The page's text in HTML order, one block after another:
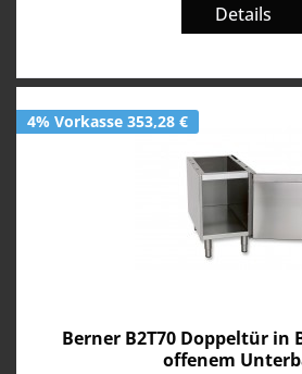
Details
4% Vorkasse 353,28 €
Berner B2T70 Doppeltür in
offenem